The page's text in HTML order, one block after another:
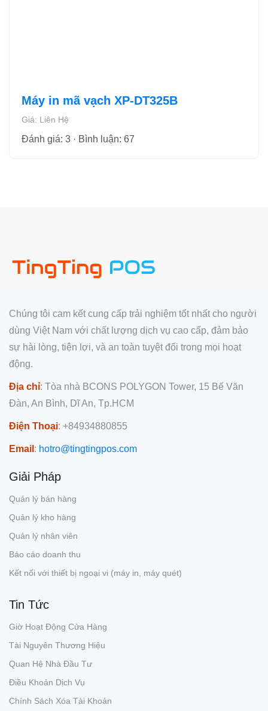
Máy in mã vạch XP-DT325B
Giá: Liên Hệ
Đánh giá: 3 · Bình luận: 67
Chúng tôi cam kết cung cấp trải nghiệm tốt nhất cho người
dùng Việt Nam với chất lượng dịch vụ cao cấp, đảm bảo
sự hài lòng, tiện lợi, và an toàn tuyệt đối trong mọi hoạt
động.
Địa chỉ: Tòa nhà BCONS POLYGON Tower, 15 Bế Văn
Đàn, An Bình, Dĩ An, Tp.HCM
Điện Thoại: +84934880855
Email : hotro@tingtingpos.com
Giải Pháp
Quản lý bán hàng
Quản lý kho hàng
Quản lý nhân viên
Báo cáo doanh thu
Kết nối với thiết bị ngoại vi (máy in, máy quét)
Tin Tức
Giờ Hoạt Động Cửa Hàng
Tài Nguyên Thương Hiệu
Quan Hệ Nhà Đầu Tư
Điều Khoản Dịch Vụ
Chính Sách Xóa Tài Khoản